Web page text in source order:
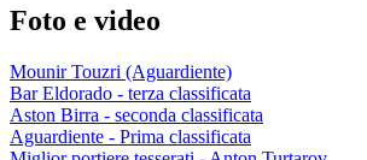
Foto e video
Mounir Touzri (Aguardiente)
Bar Eldorado - terza classificata
Aston Birra - seconda classificata
Aguardiente - Prima classificata